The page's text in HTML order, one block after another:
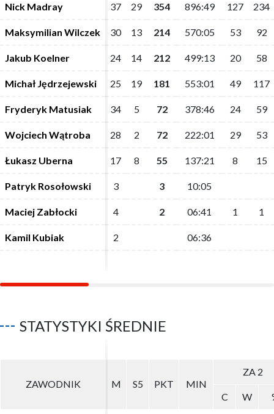
Nick Madray 37 29 354 896:49 127 234
Maksymilian Wilczek 30 13 214 570:05 53 92
Jakub Koelner 24 14 212 499:13 20 58
Michał Jędrzejewski 25 19 181 553:01 49 117
Fryderyk Matusiak 34 5 72 378:46 24 59
Wojciech Wątroba 28 2 72 222:01 29 53
Łukasz Uberna 17 8 55 137:21 8 15
Patryk Rosołowski 3 3 10:05
Maciej Zabłocki 4 2 06:41 1 1
Kamil Kubiak 2 06:36
Nick Madray 37 29 354 896:49 127 234
Maksymilian Wilczek 30 13 214 570:05 53 92
Jakub Koelner 24 14 212 499:13 20 58
Michał Jędrzejewski 25 19 181 553:01 49 117
Fryderyk Matusiak 34 5 72 378:46 24 59
Wojciech Wątroba 28 2 72 222:01 29 53
Łukasz Uberna 17 8 55 137:21 8 15
Patryk Rosołowski 3 3 10:05
Maciej Zabłocki 4 2 06:41 1 1
Kamil Kubiak 2 06:36
STATYSTYKI ŚREDNIE
ZAWODNIK M S5 PKT MIN
ZA 2
C W
ZAWODNIK M S5 PKT MIN
ZA 2
C W